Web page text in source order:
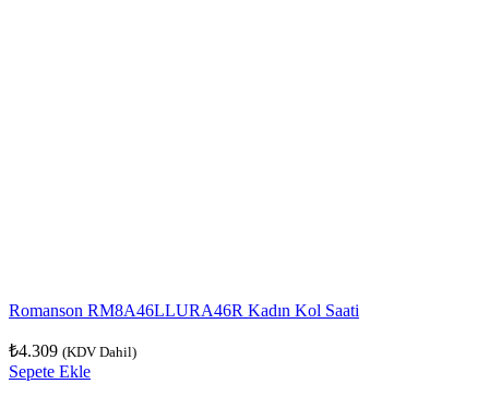
Romanson RM8A46LLURA46R Kadın Kol Saati
₺4.309 (KDV Dahil)
Sepete Ekle